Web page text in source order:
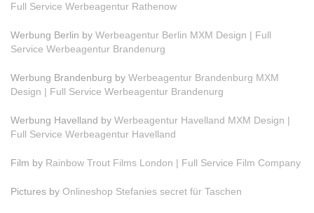
Full Service Werbeagentur Rathenow
Werbung Berlin by Werbeagentur Berlin MXM Design | Full
Service Werbeagentur Brandenurg
Werbung Brandenburg by Werbeagentur Brandenburg MXM
Design | Full Service Werbeagentur Brandenurg
Werbung Havelland by Werbeagentur Havelland MXM Design |
Full Service Werbeagentur Havelland
Film by Rainbow Trout Films London | Full Service Film Company
Pictures by Onlineshop Stefanies secret für Taschen